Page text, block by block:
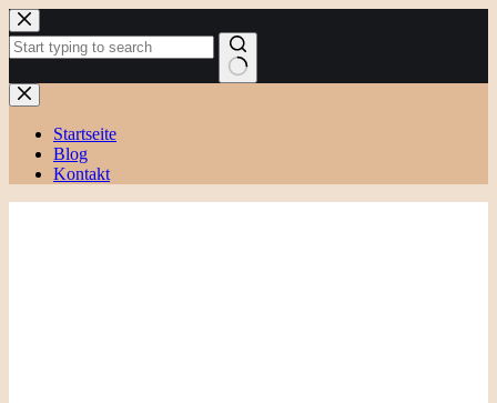
Zum
Inhalt
springen
Keine
Ergebnisse
Startseite
Blog
Kontakt